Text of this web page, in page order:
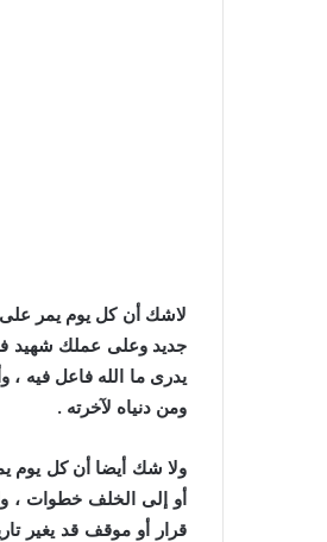
لاشك أن كل يوم يمر على
جديد وعلى عملك شهيد
يدرى ما الله فاعل فيه
ومن دنياه لآخرته .
ولا شك أيضا أن كل يوم
أو إلى الخلف خطوات ،
قرار أو موقف قد يغير